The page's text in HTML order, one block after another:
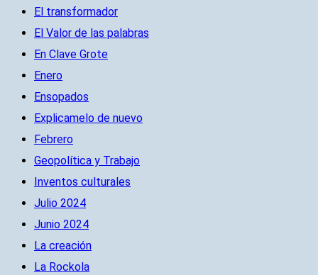
El transformador
El Valor de las palabras
En Clave Grote
Enero
Ensopados
Explicamelo de nuevo
Febrero
Geopolítica y Trabajo
Inventos culturales
Julio 2024
Junio 2024
La creación
La Rockola